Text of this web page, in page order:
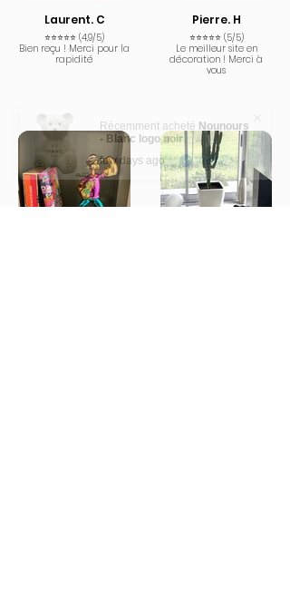
Laurent. C
⭐⭐⭐⭐⭐ (4,9/5)
Bien reçu ! Merci pour la
rapidité
Pierre. H
⭐⭐⭐⭐⭐ (5/5)
Le meilleur site en
décoration ! Merci à
vous
Récemment acheté Nounours
- Blanc logo noir.
few days ago
Vérifié